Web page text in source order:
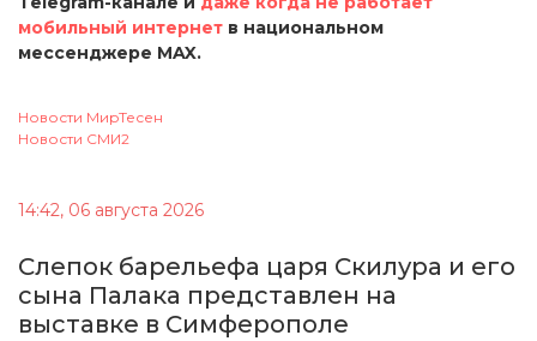
мобильный интернет в национальном
мессенджере MAX.
Новости МирТесен
Новости СМИ2
14:42, 06 августа 2026
Cлепок барельефа царя Скилура и его
сына Палака представлен на
выставке в Симферополе